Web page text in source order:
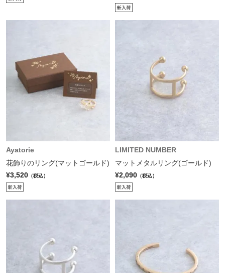
Ayatorie
花飾りのリング(マットゴールド)
¥3,520 （税込）
LIMITED NUMBER
マットメタルリング(ゴールド)
¥2,090 （税込）